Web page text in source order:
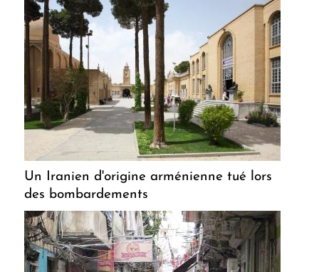
Un Iranien d'origine arménienne tué lors
des bombardements